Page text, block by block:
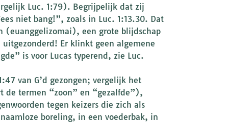
Luc. 1:79). Begrijpelijk dat zij
niet bang!”, zoals in Luc. 1:13.30. Dat
(euanggelizomai), een grote blijdschap
Er klinkt geen algemene
is voor Lucas typerend, zie Luc.
van G’d gezongen; vergelijk het
de termen “zoon” en “gezalfde”),
tegen keizers die zich als
boreling, in een voederbak, in